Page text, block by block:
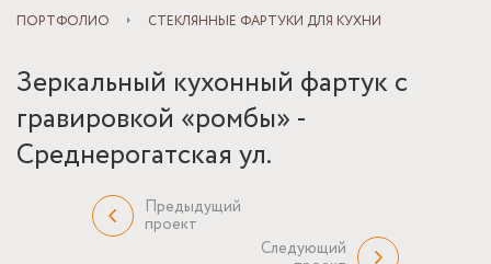
ПОРТФОЛИО СТЕКЛЯННЫЕ ФАРТУКИ ДЛЯ КУХНИ
Зеркальный кухонный фартук с
гравировкой «ромбы» -
Среднерогатская ул.
Предыдущий
проект
Следующий